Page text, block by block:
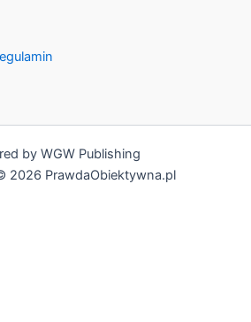
by WGW Publishing
2026 PrawdaObiektywna.pl